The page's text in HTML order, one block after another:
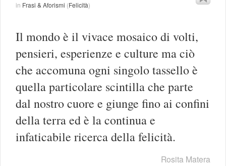
in Frasi & Aforismi (Felicità)
Il mondo è il vivace mosaico di volti,
pensieri, esperienze e culture ma ciò
che accomuna ogni singolo tassello è
quella particolare scintilla che parte
dal nostro cuore e giunge fino ai confini
della terra ed è la continua e
infaticabile ricerca della felicità.
Rosita Matera